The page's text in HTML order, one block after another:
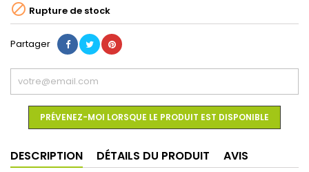
 Rupture de stock
Partager
PRÉVENEZ-MOI LORSQUE LE PRODUIT EST DISPONIBLE
DESCRIPTION DÉTAILS DU PRODUIT AVIS